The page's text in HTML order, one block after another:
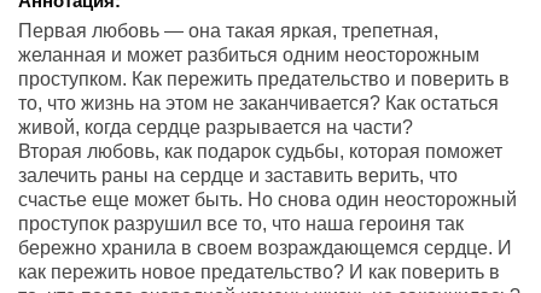
Первая любовь — она такая яркая, трепетная,
желанная и может разбиться одним неосторожным
проступком. Как пережить предательство и поверить в
то, что жизнь на этом не заканчивается? Как остаться
живой, когда сердце разрывается на части?
Вторая любовь, как подарок судьбы, которая поможет
залечить раны на сердце и заставить верить, что
счастье еще может быть. Но снова один неосторожный
проступок разрушил все то, что наша героиня так
бережно хранила в своем возраждающемся сердце. И
как пережить новое предательство? И как поверить в